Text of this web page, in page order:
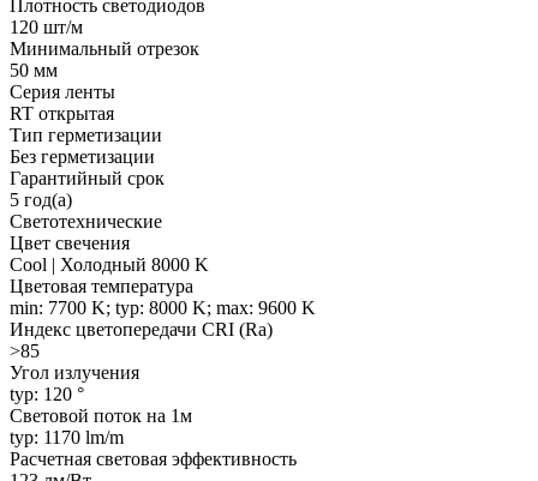
Плотность светодиодов
120 шт/м
Минимальный отрезок
50 мм
Серия ленты
RT открытая
Тип герметизации
Без герметизации
Гарантийный срок
5 год(а)
Светотехнические
Цвет свечения
Cool | Холодный 8000 K
Цветовая температура
min: 7700 K; typ: 8000 K; max: 9600 K
Индекс цветопередачи CRI (Ra)
>85
Угол излучения
typ: 120 °
Световой поток на 1м
typ: 1170 lm/m
Расчетная световая эффективность